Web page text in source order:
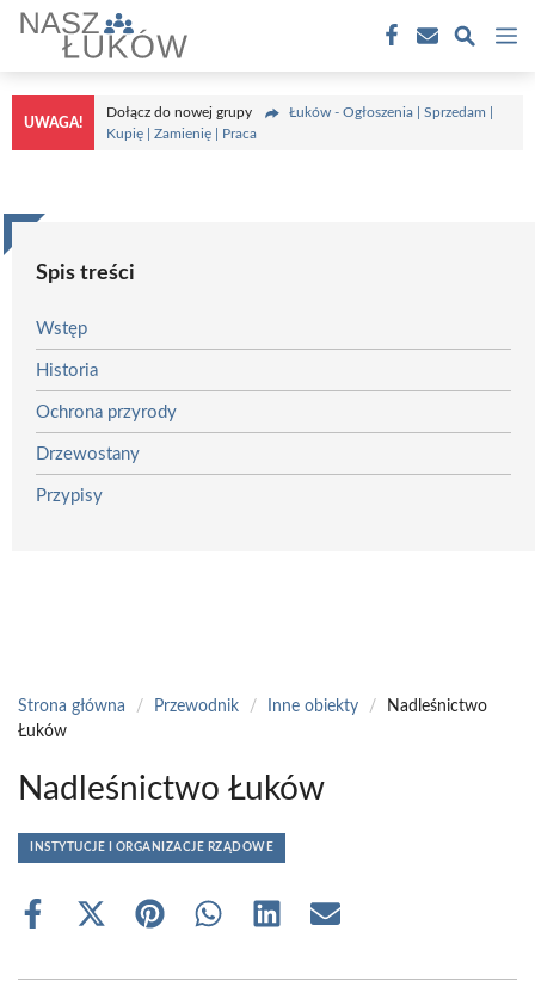
Przejdź
treści
UWAGA!
Dołącz do nowej grupy
Łuków - Ogłoszenia | Sprzedam |
Kupię | Zamienię | Praca
Spis treści
Wstęp
Historia
Ochrona przyrody
Drzewostany
Przypisy
Strona główna / Przewodnik / Inne obiekty /
Nadleśnictwo
Łuków
Nadleśnictwo Łuków
INSTYTUCJE I ORGANIZACJE RZĄDOWE
Share
Share
(Twitter)
Share Share Share Share